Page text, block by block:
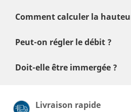
hauteur, avec un débit puissant
Comment calculer la
entre la pompe et le sommet de
Peut-on régler le débit ?
variateur ou d’une vanne pour
Doit-elle être immergée ?
configurations.
Livraison rapide